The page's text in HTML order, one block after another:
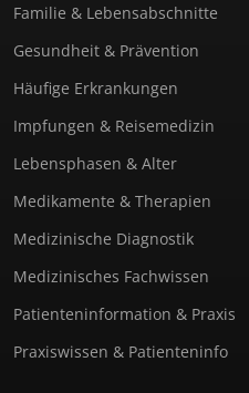
Familie & Lebensabschnitte
Gesundheit & Prävention
Häufige Erkrankungen
Impfungen & Reisemedizin
Lebensphasen & Alter
Medikamente & Therapien
Medizinische Diagnostik
Medizinisches Fachwissen
Patienteninformation & Praxis
Praxiswissen & Patienteninfo